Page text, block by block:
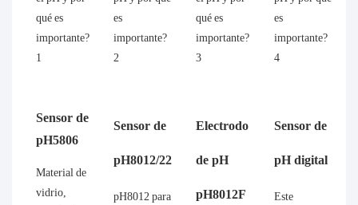
Sensor de
pH5806
Material de
vidrio,
Sensor de
pH8012/22
pH8012 para
Electrodo
de pH
pH8012F
Sensor de
pH digital
Este